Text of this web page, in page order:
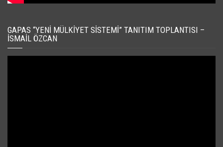
GAPAS “YENI MÜLKIYET SISTEMI” TANITIM TOPLANTISI –
İSMAIL ÖZCAN